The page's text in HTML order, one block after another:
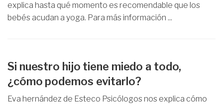
explica hasta qué momento es recomendable que los
bebés acudan a yoga. Para más información ...
Si nuestro hijo tiene miedo a todo,
¿cómo podemos evitarlo?
Eva hernández de Esteco Psicólogos nos explica cómo